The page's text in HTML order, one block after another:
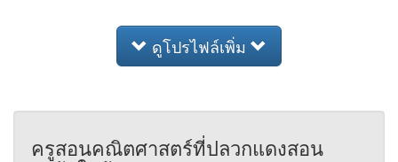
ดูโปรไฟล์เพิ่ม
ครูสอนคณิตศาสตร์ที่ปลวกแดงสอน